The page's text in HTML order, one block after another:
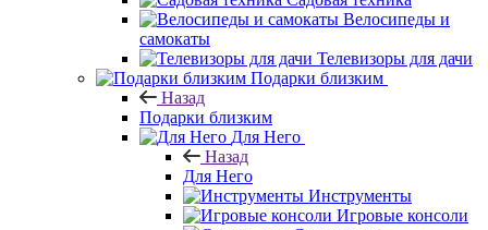
Велосипеды и
самокаты
Телевизоры для дачи
Подарки близким
Назад
Подарки близким
Для Него
Назад
Для Него
Инструменты
Игровые консоли